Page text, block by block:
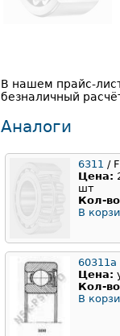
В нашем прайс-
безналичный
Аналоги
6311 /
Цена:
шт
Кол-
В
60311a
Цена:
Кол-
В